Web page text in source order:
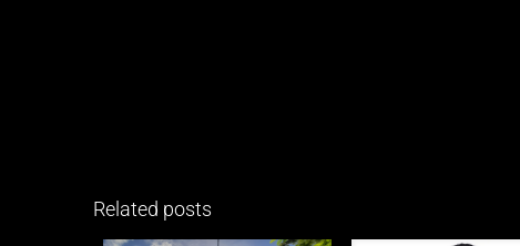
Related posts